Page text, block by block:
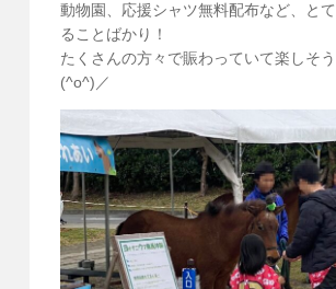
動物園、応援シャツ無料配布など、と
ることばかり！
たくさんの方々で賑わっていて楽しそ
(^o^)／